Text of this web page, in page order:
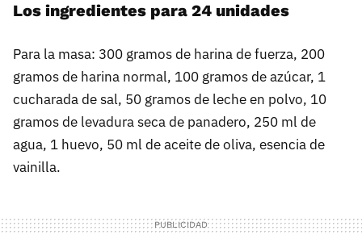
Los ingredientes para 24 unidades
Para la masa: 300 gramos de harina de fuerza, 200
gramos de harina normal, 100 gramos de azúcar, 1
cucharada de sal, 50 gramos de leche en polvo, 10
gramos de levadura seca de panadero, 250 ml de
agua, 1 huevo, 50 ml de aceite de oliva, esencia de
vainilla.